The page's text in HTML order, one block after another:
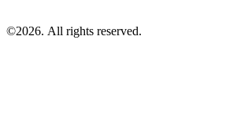
©2026. All rights reserved.